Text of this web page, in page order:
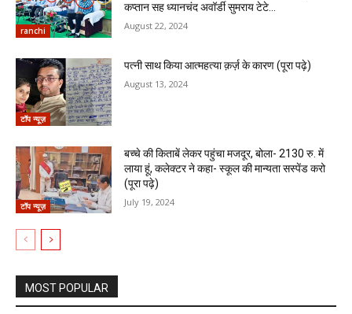
ranchi
कप्तान सह ध्यानचंद अवॉर्डी सुमराय टेटे...
August 22, 2024
टॉप न्यूज़
पत्नी साथ किया आत्महत्या क़र्ज़ के कारण (पूरा पढ़े)
August 13, 2024
टॉप न्यूज़
बच्चे की किताबें लेकर पहुंचा मजदूर, बोला- 2130 रु. में
लाया हूं, कलेक्टर ने कहा- स्कूल की मान्यता सस्पेंड करो
(पूरा पढ़े)
July 19, 2024
MOST POPULAR